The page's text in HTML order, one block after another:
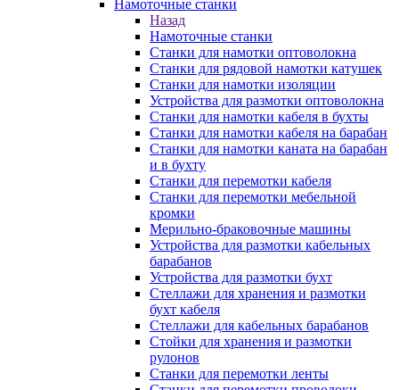
Намоточные станки
Назад
Намоточные станки
Станки для намотки оптоволокна
Станки для рядовой намотки катушек
Станки для намотки изоляции
Устройства для размотки оптоволокна
Станки для намотки кабеля в бухты
Станки для намотки кабеля на барабан
Станки для намотки каната на барабан
и в бухту
Станки для перемотки кабеля
Станки для перемотки мебельной
кромки
Мерильно-браковочные машины
Устройства для размотки кабельных
барабанов
Устройства для размотки бухт
Стеллажи для хранения и размотки
бухт кабеля
Стеллажи для кабельных барабанов
Стойки для хранения и размотки
рулонов
Станки для перемотки ленты